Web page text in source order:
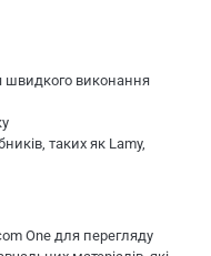
швидкого виконання
таких як Lamy,
One для перегляду